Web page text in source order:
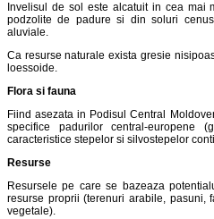
Invelisul de sol este alcatuit in cea mai
podzolite de padure si din soluri
aluviale.
Ca resurse naturale exista gresie
loessoide.
Flora si fauna
Fiind asezata in Podisul Central
specifice padurilor central-europene
caracteristice stepelor si silvostepelor
Resurse
Resursele pe care se bazeaza
resurse proprii (terenuri arabile, pasuni,
vegetale).